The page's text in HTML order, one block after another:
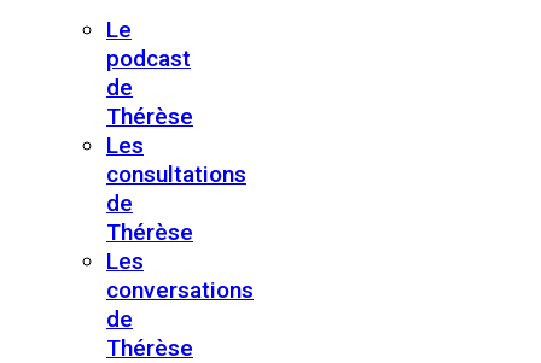
Le
podcast
de
Thérèse
Les
consultations
de
Thérèse
Les
conversations
de
Thérèse